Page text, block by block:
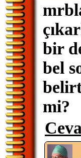
bir
bel
mi?